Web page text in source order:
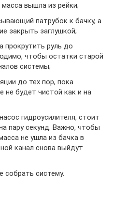
вышла из рейки;
патрубок к бачку, а
закрыть заглушкой;
прокрутить руль до
чтобы остатки старой
системы;
до тех пор, пока
не будет чистой как и на
гидроусилителя, стоит
пару секунд. Важно, чтобы
не ушла из бачка в
канал снова выйдут
собрать систему.